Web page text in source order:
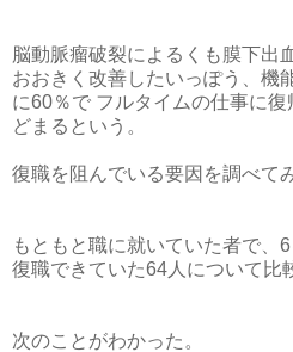
脳動脈瘤破裂によるくも膜下出
おおきく改善したいっぽう、機
に60％で フルタイムの仕事に
どまるという。
復職を阻んでいる要因を調べて
もともと職に就いていた者で、
復職できていた64人について比
次のことがわかった。